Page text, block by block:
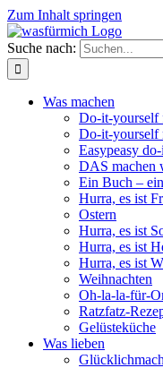
Zum Inhalt springen
Suche nach:
Was machen
Do-it-yourself
Do-it-yourself
Easypeasy
DAS machen
Ein Buch –
Hurra, es ist
Ostern
Hurra, es ist
Hurra, es ist
Hurra, es ist
Weihnachten
Oh-la-la-für-
Ratzfatz-
Gelüsteküche
Was lieben